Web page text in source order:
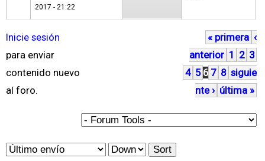
2017 - 21:22
Inicie sesión
para enviar
contenido nuevo
al foro.
P
á
g
s
« primera ‹
anterior 1 2 3
4 5 6 7 8 siguie
nte › última »
O
S